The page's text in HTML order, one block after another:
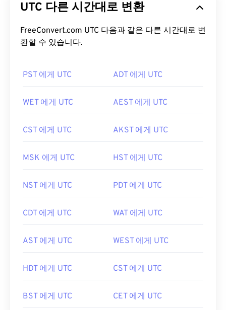
UTC 다른 시간대로 변환
FreeConvert.com UTC 다음과 같은 다른 시간대로 변
환할 수 있습니다.
PST 에게 UTC ADT 에게 UTC
WET 에게 UTC AEST 에게 UTC
CST 에게 UTC AKST 에게 UTC
MSK 에게 UTC HST 에게 UTC
NST 에게 UTC PDT 에게 UTC
CDT 에게 UTC WAT 에게 UTC
AST 에게 UTC WEST 에게 UTC
HDT 에게 UTC CST 에게 UTC
BST 에게 UTC CET 에게 UTC